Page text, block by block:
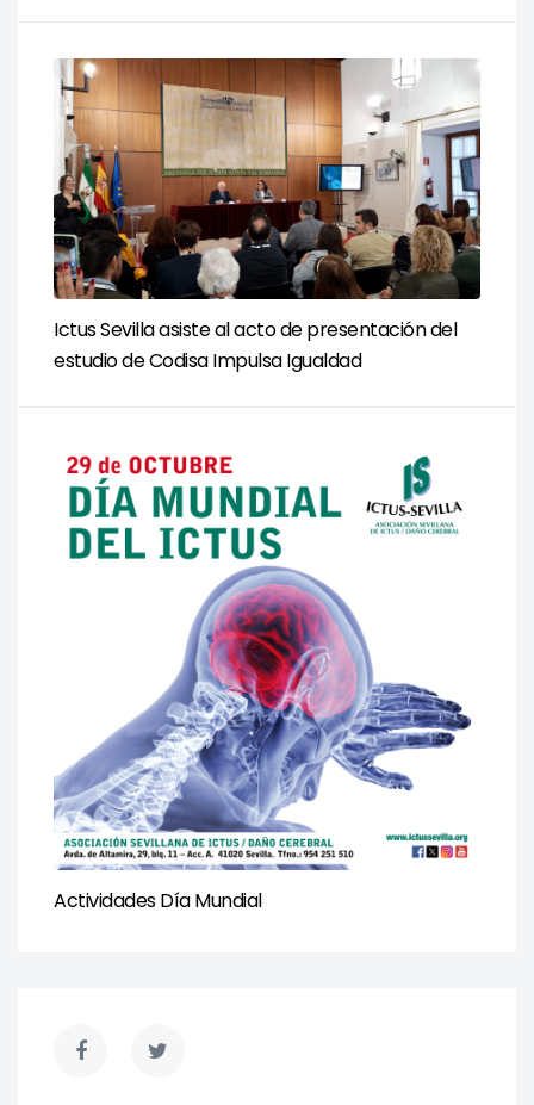
Ictus Sevilla asiste al acto de presentación del
estudio de Codisa Impulsa Igualdad
Actividades Día Mundial